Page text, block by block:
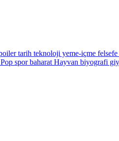
tarih teknoloji yeme-içme felsefe
sporbaharat Hayvan biyografi